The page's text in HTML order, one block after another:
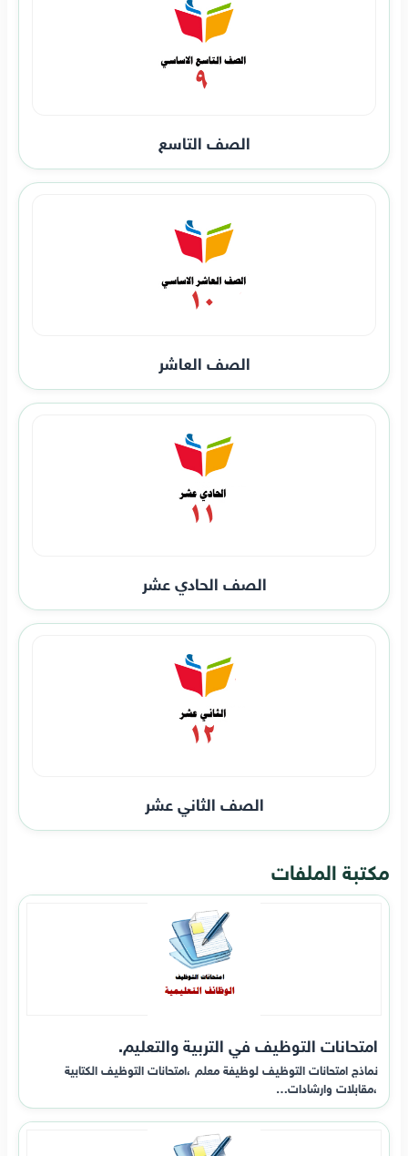
الصف التاسع
الصف العاشر
الصف الحادي عشر
الصف الثاني عشر
مكتبة الملفات
امتحانات التوظيف في التربية والتعليم.
نماذج امتحانات التوظيف لوظيفة معلم ،امتحانات التوظيف الكتابية
،مقابلات وارشادات…